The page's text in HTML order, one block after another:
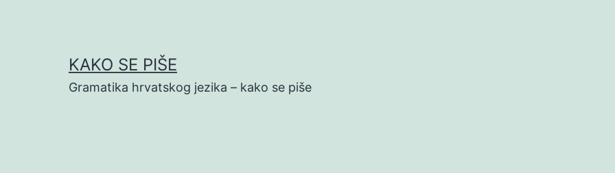
KAKO SE PIŠE
Gramatika hrvatskog jezika – kako se piše